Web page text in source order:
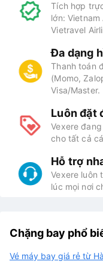
Tích hợp
lớn: Vietnam
Vietravel
Đa dạng
Thanh toán
(Momo,
Visa/Master.
Luôn đặt
Vexere
cho tất cả
Hỗ trợ
Vexere luôn
lúc mọi nơi
Chặng bay phổ
Vé máy bay giá rẻ từ